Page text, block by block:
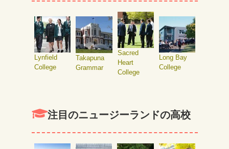
Lynfield
College
Takapuna
Grammar
Sacred
Heart
College
Long Bay
College
注目のニュージーランドの高校